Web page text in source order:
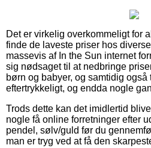
Det er virkelig overkommeligt for
finde de laveste priser hos
massevis af In the Sun internet
sig nødsaget til at nedbringe
børn og babyer, og samtidig også
eftertrykkeligt, og endda nogle
Trods dette kan det imidlertid
nogle få online forretninger efter
pendel, sølv/guld før du
man er tryg ved at få den